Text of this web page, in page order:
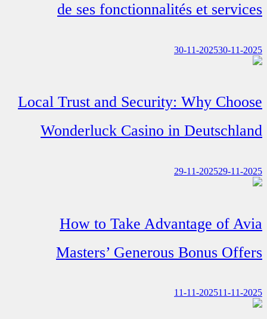
de ses fonctionnalités et services
30-11-202530-11-2025
Local Trust and Security: Why Choose
Wonderluck Casino in Deutschland
29-11-202529-11-2025
How to Take Advantage of Avia
Masters’ Generous Bonus Offers
11-11-202511-11-2025